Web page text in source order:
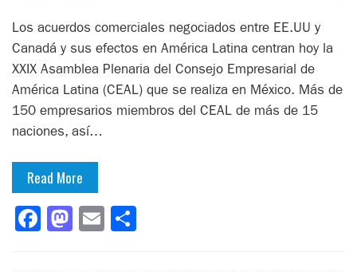
Los acuerdos comerciales negociados entre EE.UU y
Canadá y sus efectos en América Latina centran hoy la
XXIX Asamblea Plenaria del Consejo Empresarial de
América Latina (CEAL) que se realiza en México. Más de
150 empresarios miembros del CEAL de más de 15
naciones, así…
Read More
Facebook
Mastodon
Email